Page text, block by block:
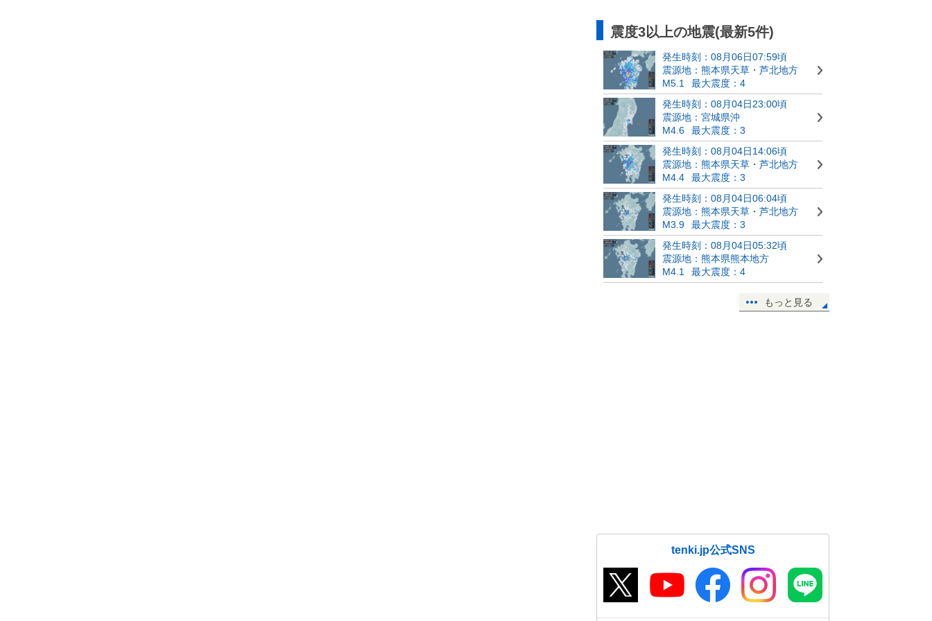
震度3以上の地震(最新5件)
発生時刻：08月06日07:59頃
震源地：熊本県天草・芦北地方
M5.1
最大震度：4
発生時刻：08月04日23:00頃
震源地：宮城県沖
M4.6
最大震度：3
発生時刻：08月04日14:06頃
震源地：熊本県天草・芦北地方
M4.4
最大震度：3
発生時刻：08月04日06:04頃
震源地：熊本県天草・芦北地方
M3.9
最大震度：3
発生時刻：08月04日05:32頃
震源地：熊本県熊本地方
M4.1
最大震度：4
もっと見る
tenki.jp公式SNS